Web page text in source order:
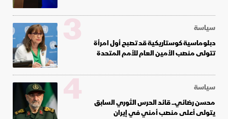
سياسة
دبلوماسية كوستاريكية قد تصبح أول امرأة
تتولى منصب الأمين العام للأمم المتحدة
3
سياسة
محسن رضائي.. قائد الحرس الثوري السابق
يتولى أعلى منصب أمني في إيران
4